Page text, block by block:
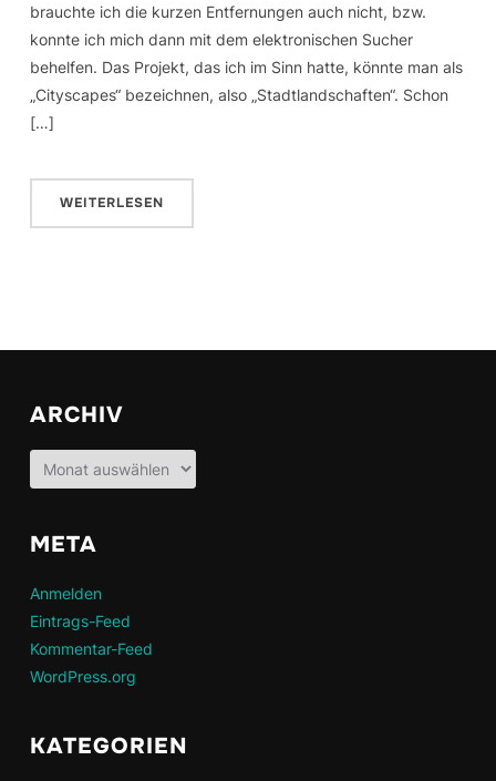
brauchte ich die kurzen Entfernungen auch nicht, bzw.
konnte ich mich dann mit dem elektronischen Sucher
behelfen. Das Projekt, das ich im Sinn hatte, könnte man als
„Cityscapes“ bezeichnen, also „Stadtlandschaften“. Schon
[…]
WEITERLESEN
ARCHIV
Archiv
META
Anmelden
Eintrags-Feed
Kommentar-Feed
WordPress.org
KATEGORIEN